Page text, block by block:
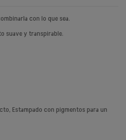
con lo que sea.
suave y transpirable.
Estampado con pigmentos para un